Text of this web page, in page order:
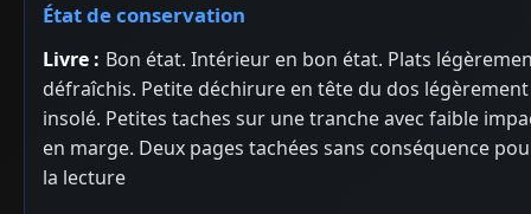
État de conservation
Livre : Bon état. Intérieur en bon état. Plats
défraîchis. Petite déchirure en tête du dos légèrement
insolé. Petites taches sur une tranche avec faible
en marge. Deux pages tachées sans conséquence
la lecture